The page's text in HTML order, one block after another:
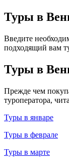
Туры в
Введите
подходящий вам
Туры в
Прежде чем
туроператора,
Туры в январе
Туры в феврале
Туры в марте